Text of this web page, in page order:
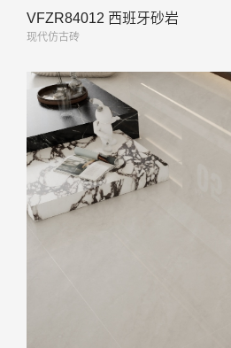
VFZR84012 西班牙砂岩
现代仿古砖